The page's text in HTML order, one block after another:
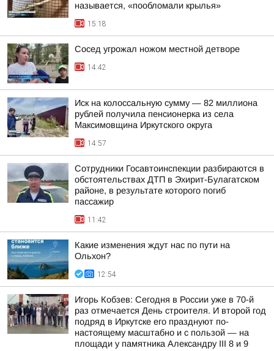
называется, «пообломали крылья»
15:18
Сосед угрожал ножом местной детворе
14:42
Иск на колоссальную сумму — 82 миллиона
рублей получила пенсионерка из села
Максимовщина Иркутского округа
14:57
Сотрудники Госавтоинспекции разбираются в
обстоятельствах ДТП в Эхирит-Булагатском
районе, в результате которого погиб
пассажир
11:42
Какие изменения ждут нас по пути на
Ольхон?
12:54
Игорь Кобзев: Сегодня в России уже в 70-й
раз отмечается День строителя. И второй год
подряд в Иркутске его празднуют по-
настоящему масштабно и с пользой — на
площади у памятника Александру III 8 и 9